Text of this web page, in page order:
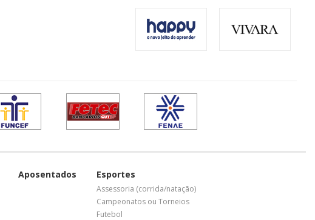
Aposentados Esportes
Assessoria (corrida/natação)
Campeonatos ou Torneios
Futebol